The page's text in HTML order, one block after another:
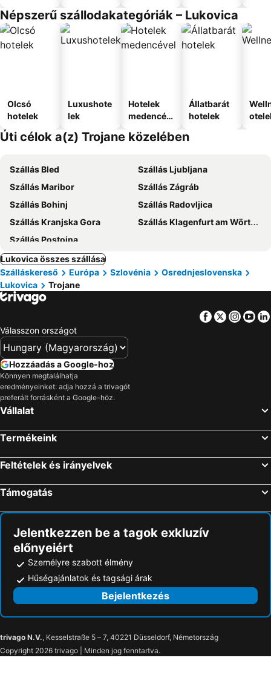
Népszerű szállodakategóriák – Lukovica
Olcsó
hotelek
Luxushote
lek
Hotelek
medencév
Állatbarát
hotelek
Úti célok a(z) Trojane közelében
Szállás Bled
Szállás Ljubljana
Szállás Maribor
Szállás Zágráb
Szállás Bohinj
Szállás Radovljica
Szállás Kranjska Gora
Szállás Klagenfurt am Wörthersee
Szállás Postojna
Lukovica összes szállása
Szálláskereső
Európa Szlovénia
Osrednjeslovenska
Lukovica
Trojane
Facebook
Twitter
Válasszon országot
Hozzáadás a Google-hoz
Könnyen megtalálhatja
eredményeinket: adja hozzá a trivagót
preferált forrásként a Google-höz.
Vállalat
Termékeink
Feltételek és irányelvek
Támogatás
Jelentkezzen be a tagok exkluzív
előnyeiért
Személyre szabott élmény
Hűségajánlatok és tagsági árak
Bejelentkezés
trivago N.V., Kesselstraße 5 – 7, 40221 Düsseldorf, Németország
Copyright 2026 trivago | Minden jog fenntartva.